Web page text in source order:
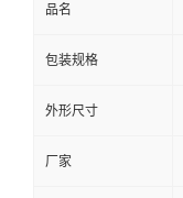
品名
包装规格
外形尺寸
厂家